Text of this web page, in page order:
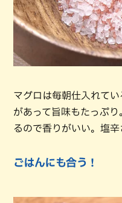
マグロは毎朝仕入れて
があって旨味もたっぷ
るので香りがいい。塩辛
ごはんにも合う！